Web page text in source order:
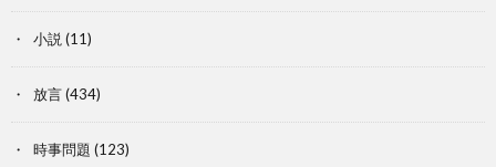
小説 (11)
放言(434)
時事問題 (123)